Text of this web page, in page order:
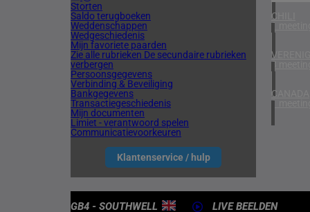
Storten
Saldo terugboeken
Weddenschappen
Wedgeschiedenis
Mijn favoriete paarden
Zie alle rubrieken De secundaire rubrieken
verbergen
Persoonsgegevens
Verbinding & Beveiliging
Bankgegevens
Transactiegeschiedenis
Mijn documenten
Limiet - verantwoord spelen
Communicatievoorkeuren
Klantenservice / hulp
CHILI
1
3
CANADA
1
GB4 - SOUTHWELL LIVE BEELDEN